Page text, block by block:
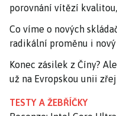
porovnání vítězí
Co víme o nových
radikální proměnu i
Konec zásilek z Číny?
už na Evropskou unii
TESTY A ŽEBŘÍČKY